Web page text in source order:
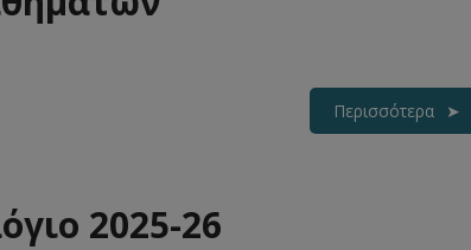
Περισσότερα
2025-26